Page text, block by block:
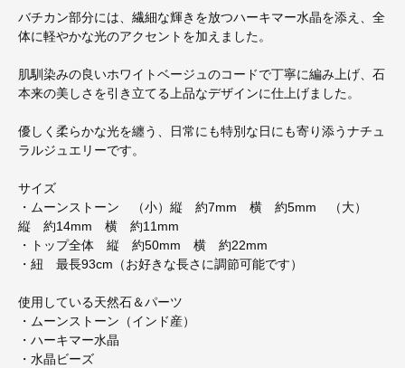
バチカン部分には、繊細な輝きを放つハーキマー水晶を添え、全
体に軽やかな光のアクセントを加えました。
肌馴染みの良いホワイトベージュのコードで丁寧に編み上げ、石
本来の美しさを引き立てる上品なデザインに仕上げました。
優しく柔らかな光を纏う、日常にも特別な日にも寄り添うナチュ
ラルジュエリーです。
サイズ
・ムーンストーン （小）縦 約7mm 横 約5mm （大）
縦 約14mm 横 約11mm
・トップ全体 縦 約50mm 横 約22mm
・紐 最長93cm（お好きな長さに調節可能です）
使用している天然石＆パーツ
・ムーンストーン（インド産）
・ハーキマー水晶
・水晶ビーズ